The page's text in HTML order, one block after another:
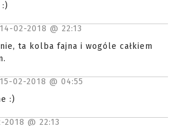
:)
14-02-2018 @ 22:13
ta kolba fajna i wogóle całkiem
15-02-2018 @ 04:55
:)
2018 @ 22:13